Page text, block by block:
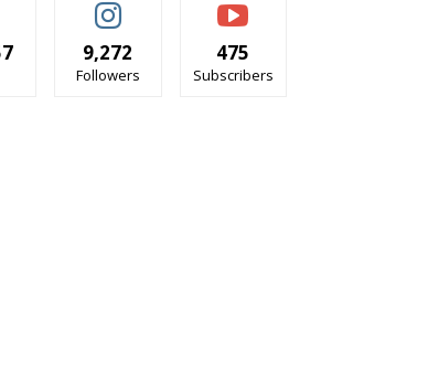
9,272
Followers
475
Subscribers